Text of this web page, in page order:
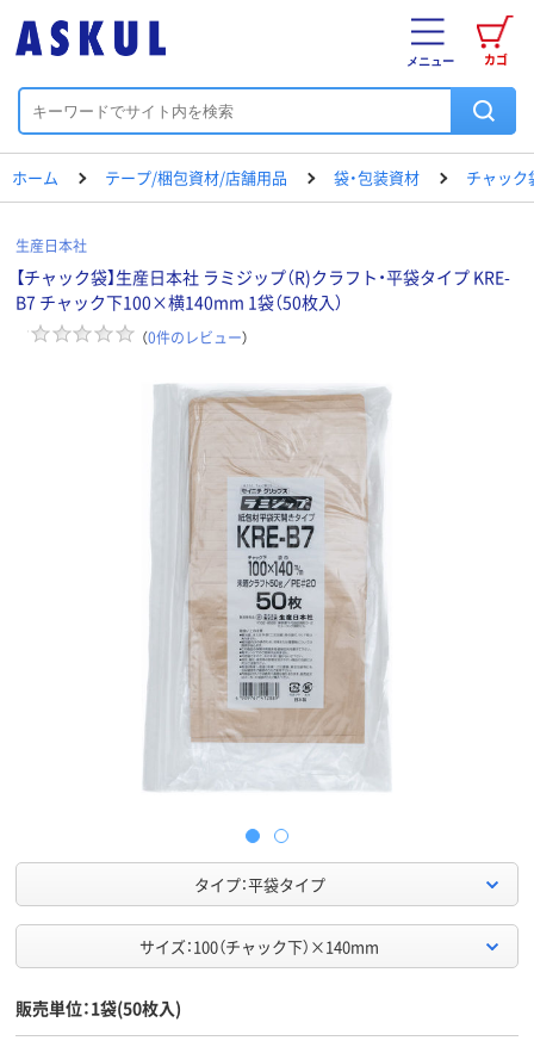
カゴ
メニュー
ホーム テープ/梱包資材/店舗用品 袋・包装資材 チャック
生産日本社
【チャック袋】生産日本社 ラミジップ（R)クラフト・平袋タイプ KRE-
B7 チャック下100×横140mm 1袋（50枚入）
（0件のレビュー）
タイプ：平袋タイプ
サイズ：100（チャック下）×140mm
販売単位：1袋(50枚入)